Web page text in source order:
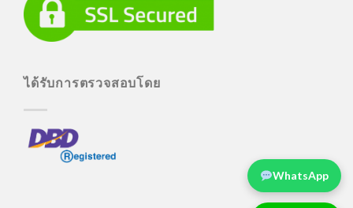
ได้รับการตรวจสอบโดย
WhatsApp